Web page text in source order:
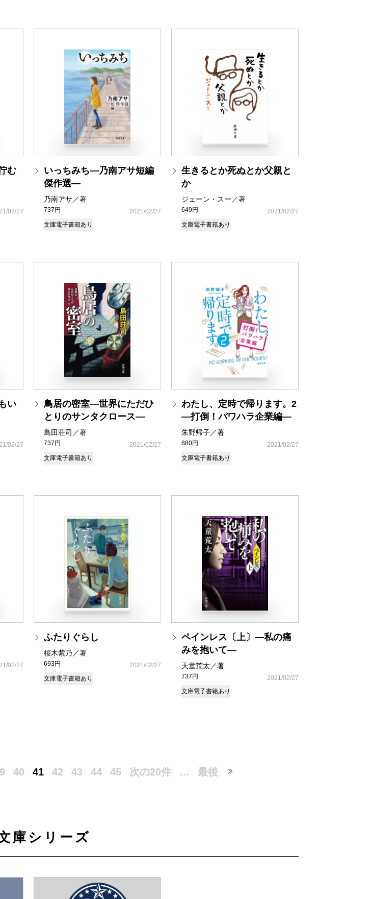
む
02/27
いっちみち―乃南アサ短編
傑作選―
乃南アサ／著
737円
2021/02/27
文庫電子書籍あり
生きるとか死ぬとか父親と
か
ジェーン・スー／著
649円
2021/02/27
文庫電子書籍あり
い
02/27
鳥居の密室―世界にただひ
とりのサンタクロース―
島田荘司／著
737円
2021/02/27
文庫電子書籍あり
わたし、定時で帰ります。2
―打倒！パワハラ企業編―
朱野帰子／著
880円
2021/02/27
文庫電子書籍あり
02/27
ふたりぐらし
桜木紫乃／著
693円
2021/02/27
文庫電子書籍あり
ペインレス〔上〕―私の痛
みを抱いて―
天童荒太／著
737円
2021/02/27
文庫電子書籍あり
40 41 42 43 44 45 次の20件 … 最後
庫シリーズ